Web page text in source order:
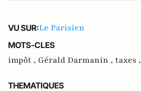
VU SUR:Le Parisien
MOTS-CLES
impôt , Gérald Darmanin , taxes ,
THEMATIQUES